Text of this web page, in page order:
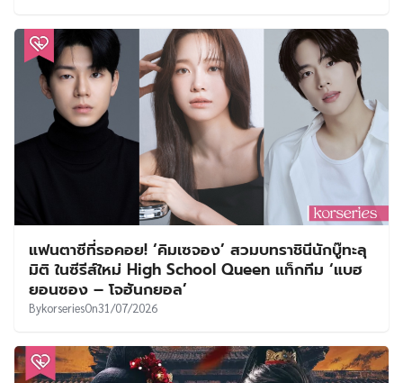
แฟนตาซีที่รอคอย! ‘คิมเซจอง’ สวมบทราชินีนักบู๊ทะลุ
มิติ ในซีรีส์ใหม่ High School Queen แท็กทีม ‘แบฮ
ยอนซอง – โจฮันกยอล’
BykorseriesOn31/07/2026